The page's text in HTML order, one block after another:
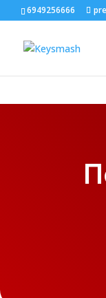
6949256666